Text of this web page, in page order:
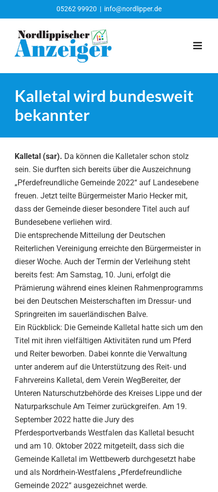
Inhalt
springen
05262 99920 | info@nordlipper.de
Kalletal wird bundesweit
bekannter
Kalletal (sar). Da können die Kalletaler schon stolz
sein. Sie durften sich bereits über die Auszeichnung
„Pferdefreundliche Gemeinde 2022“ auf Landesebene
freuen. Jetzt teilte Bürgermeister Mario Hecker mit,
dass der Gemeinde dieser besondere Titel auch auf
Bundesebene verliehen wird.
Die entsprechende Mitteilung der Deutschen
Reiterlichen Vereinigung erreichte den Bürgermeister in
dieser Woche. Auch der Termin der Verleihung steht
bereits fest: Am Samstag, 10. Juni, erfolgt die
Prämierung während eines kleinen Rahmenprogramms
bei den Deutschen Meisterschaften im Dressur- und
Springreiten im sauerländischen Balve.
Ein Rückblick: Die Gemeinde Kalletal hatte sich um den
Titel mit ihren vielfältigen Aktivitäten rund um Pferd
und Reiter beworben. Dabei konnte die Verwaltung
unter anderem auf die Unterstützung des Reit- und
Fahrvereins Kalletal, dem Verein WegBereiter, der
Unteren Naturschutzbehörde des Kreises Lippe und der
Naturparkschule Am Teimer zurückgreifen. Am 19.
September 2022 hatte die Jury des
Pferdesportverbands Westfalen das Kalletal besucht
und am 10. Oktober 2022 mitgeteilt, dass sich die
Gemeinde Kalletal im Wettbewerb durchgesetzt habe
und als Nordrhein-Westfalens „Pferdefreundliche
Gemeinde 2022“ ausgezeichnet werde.